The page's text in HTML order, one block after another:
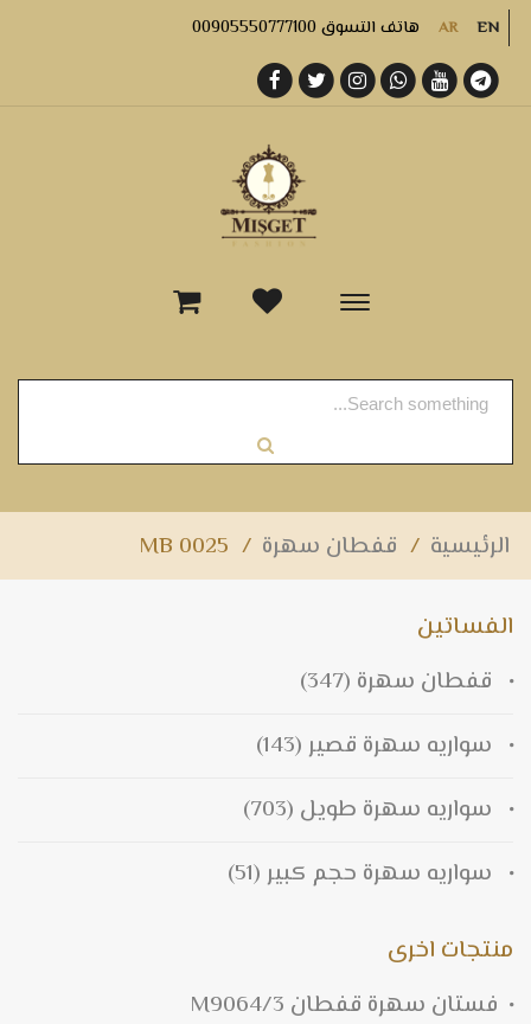
AR EN هاتف التسوق 00905550777100
-
الرئيسية / قفطان سهرة /
MB 0025
الفساتين
قفطان سهرة (347)
سواريه سهرة قصير (143)
سواريه سهرة طويل (703)
سواريه سهرة حجم كبير (51)
منتجات اخرى
فستان سهرة قفطان M9064/3